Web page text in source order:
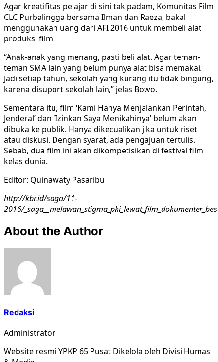
Agar kreatifitas pelajar di sini tak padam, Komunitas Film
CLC Purbalingga bersama Ilman dan Raeza, bakal
menggunakan uang dari AFI 2016 untuk membeli alat
produksi film.
“Anak-anak yang menang, pasti beli alat. Agar teman-
teman SMA lain yang belum punya alat bisa memakai.
Jadi setiap tahun, sekolah yang kurang itu tidak bingung,
karena disuport sekolah lain,” jelas Bowo.
Sementara itu, film ‘Kami Hanya Menjalankan Perintah,
Jenderal’ dan ‘Izinkan Saya Menikahinya’ belum akan
dibuka ke publik. Hanya dikecualikan jika untuk riset
atau diskusi. Dengan syarat, ada pengajuan tertulis.
Sebab, dua film ini akan dikompetisikan di festival film
kelas dunia.
Editor: Quinawaty Pasaribu
http://kbr.id/saga/11-
2016/
About the Author
Redaksi
Administrator
Website resmi YPKP 65 Pusat Dikelola oleh Divisi Humas